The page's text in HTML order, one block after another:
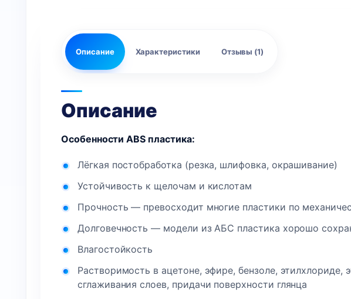
Описание Характеристики Отзывы (1)
Описание
ОсобенностиABS пластика:
Лёгкая постобработка (резка, шлифовка, окрашивание)
Устойчивость к щелочам и кислотам
Прочность — превосходит многие пластики по
Долговечность — модели из АБС пластика хорошо
Влагостойкость
Растворимость в ацетоне, эфире, бензоле,
сглаживания слоев, придачи поверхности глянца